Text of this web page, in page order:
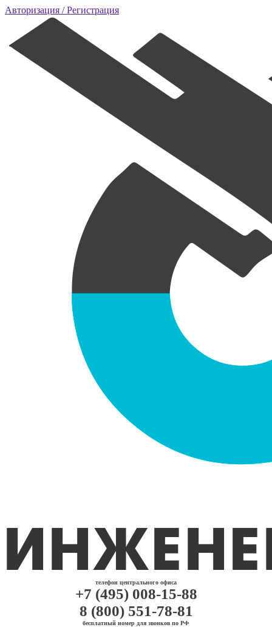
Авторизация / Регистрация
телефон центрального офиса
+7 (495) 008-15-88
8 (800) 551-78-81
бесплатный номер для звонков по РФ